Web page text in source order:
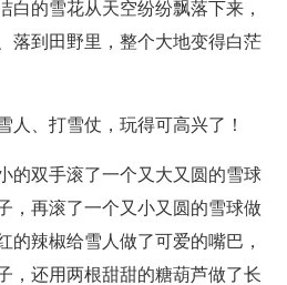
白的雪花从天空纷纷飘落下来，
落到田野里，整个大地变得白茫
人、打雪仗，玩得可高兴了！
的双手滚了一个又大又圆的雪球
，再滚了一个又小又圆的雪球做
的辣椒给雪人做了可爱的嘴巴，
，还用两根甜甜的糖葫芦做了长